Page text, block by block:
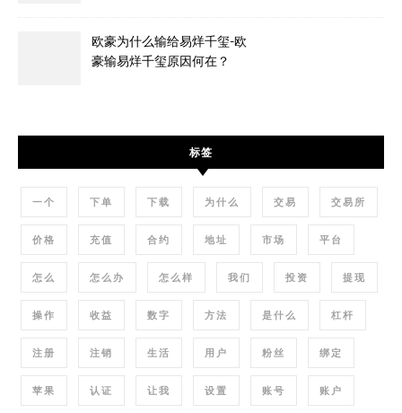
欧豪为什么输给易烊千玺-欧
豪输易烊千玺原因何在？
标签
一个 下单 下载 为什么 交易 交易所
价格 充值 合约 地址 市场 平台
怎么 怎么办 怎么样 我们 投资 提现
操作 收益 数字 方法 是什么 杠杆
注册 注销 生活 用户 粉丝 绑定
苹果 认证 让我 设置 账号 账户